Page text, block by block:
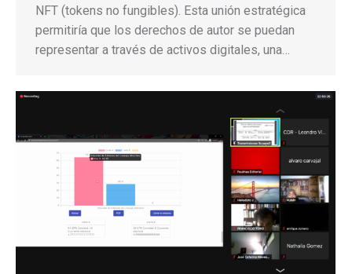
NFT (tokens no fungibles). Esta unión estratégica
permitiría que los derechos de autor se puedan
representar a través de activos digitales, una…